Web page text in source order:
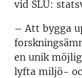
vid SLU:
– Att bygga
en unik
lyfta miljö-